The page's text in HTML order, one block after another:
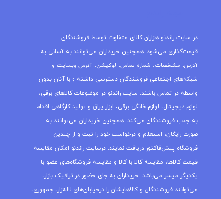
در سایت راندنو هزاران کالای متفاوت توسط فروشندگان
قیمت‌گذاری می‌شود. همچنین خریداران می‌توانند به آسانی به
آدرس، مشخصات، شماره تماس، لوکیشن، آدرس وبسایت و
شبکه‌های اجتماعی فروشندگان دسترسی داشته و با آنان بدون
واسطه در تماس باشند. سایت راندنو در موضوعات کالاهای برقی،
لوازم دیجیتال، لوازم خانگی برقی، ابزار یراق و تولید کارگاهی اقدام
به جذب فروشندگان می‌کند. همچنین خریداران می‌توانند به
صورت رایگان، استعلام و درخواست خود را ثبت و از چندین
فروشگاه پیش‌فاکتور دریافت نمایند. درسایت راندنو امکان مقایسه
قیمت کالاها، مقایسه کالا با کالا و مقایسه فروشگاه‌های عضو با
یکدیگر میسر می‌باشد. خریداران به جای حضور در ترافیک بازار،
می‌توانند فروشندگان و کالاهایشان را درخیابان‌های لاله‌زار، جمهوری،